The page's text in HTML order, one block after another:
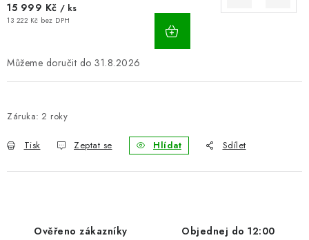
15 999 Kč / ks
13 222 Kč bez DPH
31.8.2026
Záruka: 2 roky
Tisk Zeptat se Hlídat Sdílet
Ověřeno zákazníky Objednej do 12:00